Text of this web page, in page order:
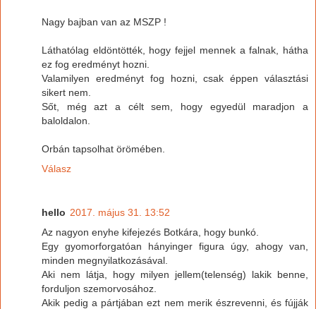
Nagy bajban van az MSZP !
Láthatólag eldöntötték, hogy fejjel mennek a falnak, hátha
ez fog eredményt hozni.
Valamilyen eredményt fog hozni, csak éppen választási
sikert nem.
Sőt, még azt a célt sem, hogy egyedül maradjon a
baloldalon.
Orbán tapsolhat örömében.
Válasz
hello 2017. május 31. 13:52
Az nagyon enyhe kifejezés Botkára, hogy bunkó.
Egy gyomorforgatóan hányinger figura úgy, ahogy van,
minden megnyilatkozásával.
Aki nem látja, hogy milyen jellem(telenség) lakik benne,
forduljon szemorvosához.
Akik pedig a pártjában ezt nem merik észrevenni, és fújják